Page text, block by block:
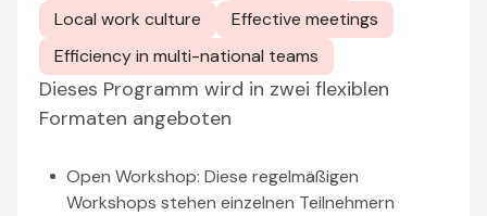
Local work culture
Effective meetings
Efficiency in multi-national teams
Dieses Programm wird in zwei flexiblen
Formaten angeboten
Open Workshop: Diese regelmäßigen
Workshops stehen einzelnen Teilnehmern